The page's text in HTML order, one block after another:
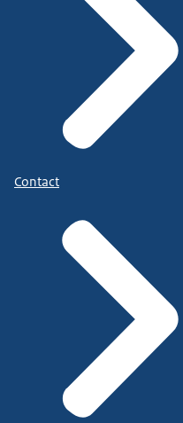
Contact